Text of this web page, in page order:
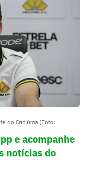
do Criciúma (Foto:
e acompanhe
notícias do